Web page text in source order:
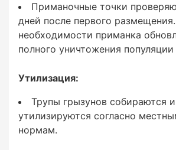
Для мышей:
1–2 блока на точку.
Для крыс:
3–4 блока на точку. Расстояние
точками размещения: Для
крыс: 5–10 м.
Приманочные точки
дней после первого
необходимости приманка
полного уничтожения популяции
Утилизация:
Трупы грызунов собираются и
утилизируются согласно
нормам.